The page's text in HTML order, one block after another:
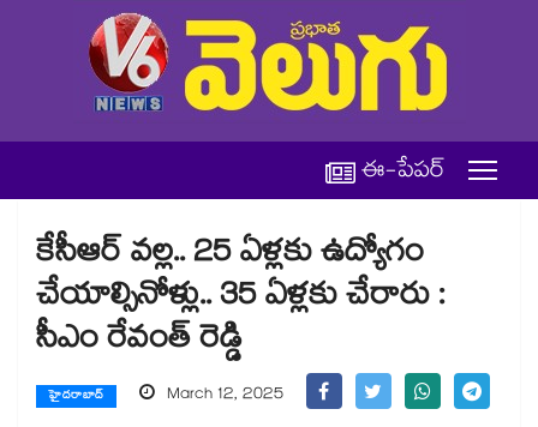
ఈ-పేపర్
కేసీఆర్ వల్ల.. 25 ఏళ్లకు ఉద్యోగం
చేయాల్సినోళ్లు.. 35 ఏళ్లకు చేరారు :
సీఎం రేవంత్ రెడ్డి
హైదరాబాద్ March 12, 2025